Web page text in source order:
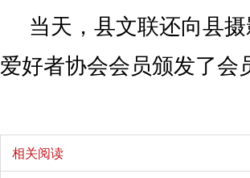
当天，县文联还向县
爱好者协会会员颁发了会
相关阅读